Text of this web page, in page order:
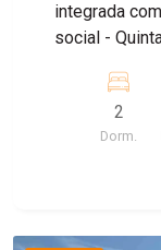
integrada
social -
2
Dorm.